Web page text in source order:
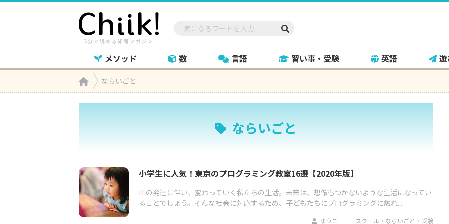
メソッド 数 言語 習い事・受験 英語
Homeならいごと
ならいごと
小学生に人気！東京のプログラミング教室16選【2020年版】
ITの発達に伴い、変わっていく私たちの生活。未来は、想像もつかないような生活になってい
ることでしょう。そんな社会に対応するため、子どもたちにプログラミングに触れ...
ゆうこ スクール・ならいごと・受験